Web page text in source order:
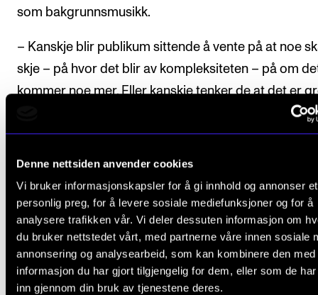
Denne nettsiden anvender cookies
Vi bruker informasjonskapsler for å gi innhold og annonser et
personlig preg, for å levere sosiale mediefunksjoner og for å
analysere trafikken vår. Vi deler dessuten informasjon om
du bruker nettstedet vårt, med partnerne våre innen sosiale
annonsering og analysearbeid, som kan kombinere den med
informasjon du har gjort tilgjengelig for dem, eller som de
inn gjennom din bruk av tjenestene deres.
som bakgrunnsmusikk.
– Kanskje blir publikum sittende å vente på at noe
skje – på hvor det blir av kompleksiteten – på om
kommer noe mer. Eller kanskje tenker de at det er
slippe det. Jeg er opptatt av at ikke alt trenger å
utfordrende musikk. Alt må ikke bli problematisert.
denne konserten skal man kunne komme inn rett
og gå igjen, og likevel få med seg essensen uten å
slutten.
Et element av overraskelse